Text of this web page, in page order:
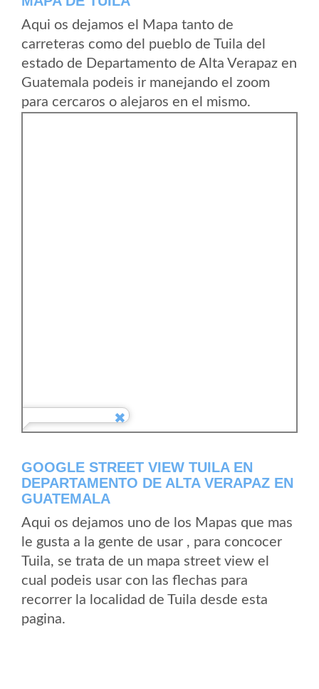
Aqui os dejamos el Mapa tanto de
carreteras como del pueblo de Tuila del
estado de Departamento de Alta Verapaz en
Guatemala podeis ir manejando el zoom
para cercaros o alejaros en el mismo.
GOOGLE STREET VIEW TUILA EN
DEPARTAMENTO DE ALTA VERAPAZ EN
GUATEMALA
Aqui os dejamos uno de los Mapas que mas
le gusta a la gente de usar , para concocer
Tuila, se trata de un mapa street view el
cual podeis usar con las flechas para
recorrer la localidad de Tuila desde esta
pagina.